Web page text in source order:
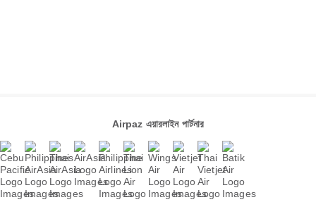
Airpaz এয়ারলাইন পার্টনার